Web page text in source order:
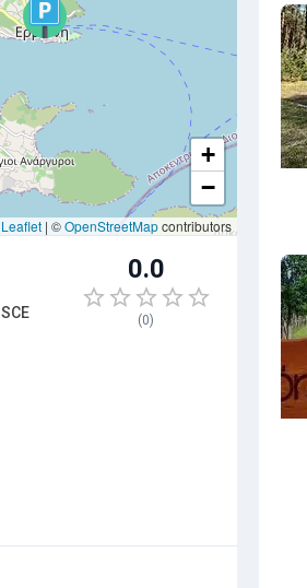
+
−
Leaflet | ©OpenStreetMapcontributors
0.0
(0)